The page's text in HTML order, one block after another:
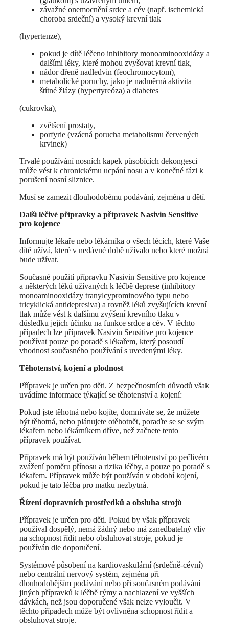
závažné onemocnění srdce a cév (např. ischemická
choroba srdeční) a vysoký krevní tlak
(hypertenze),
pokud je dítě léčeno inhibitory monoaminooxidázy a
dalšími léky, které mohou zvyšovat krevní tlak,
nádor dřeně nadledvin (feochromocytom),
metabolické poruchy, jako je nadměrná aktivita
štítné žlázy (hypertyreóza) a diabetes
(cukrovka),
zvětšení prostaty,
porfyrie (vzácná porucha metabolismu červených
krvinek)
Trvalé používání nosních kapek působících dekongesci
může vést k chronickému ucpání nosu a v konečné fázi k
porušení nosní sliznice.
Musí se zamezit dlouhodobému podávání, zejména u dětí.
Další léčivé přípravky a přípravek Nasivin Sensitive
pro kojence
Informujte lékaře nebo lékárníka o všech lécích, které Vaše
dítě užívá, které v nedávné době užívalo nebo které možná
bude užívat.
Současné použití přípravku Nasivin Sensitive pro kojence
a některých léků užívaných k léčbě deprese (inhibitory
monoaminooxidázy tranylcyprominového typu nebo
tricyklická antidepresiva) a rovněž léků zvyšujících krevní
tlak může vést k dalšímu zvýšení krevního tlaku v
důsledku jejich účinku na funkce srdce a cév. V těchto
případech lze přípravek Nasivin Sensitive pro kojence
používat pouze po poradě s lékařem, který posoudí
vhodnost současného používání s uvedenými léky.
Těhotenství, kojení a plodnost
Přípravek je určen pro děti. Z bezpečnostních důvodů však
uvádíme informace týkající se těhotenství a kojení:
Pokud jste těhotná nebo kojíte, domníváte se, že můžete
být těhotná, nebo plánujete otěhotnět, poraďte se se svým
lékařem nebo lékárníkem dříve, než začnete tento
přípravek používat.
Přípravek má být používán během těhotenství po pečlivém
zvážení poměru přínosu a rizika léčby, a pouze po poradě s
lékařem. Přípravek může být používán v období kojení,
pokud je tato léčba pro matku nezbytná.
Řízení dopravních prostředků a obsluha strojů
Přípravek je určen pro děti. Pokud by však přípravek
používal dospělý, nemá žádný nebo má zanedbatelný vliv
na schopnost řídit nebo obsluhovat stroje, pokud je
používán dle doporučení.
Systémové působení na kardiovaskulární (srdečně-cévní)
nebo centrální nervový systém, zejména při
dlouhodobějším podávání nebo při současném podávání
jiných přípravků k léčbě rýmy a nachlazení ve vyšších
dávkách, než jsou doporučené však nelze vyloučit. V
těchto případech může být ovlivněna schopnost řídit a
obsluhovat stroje.